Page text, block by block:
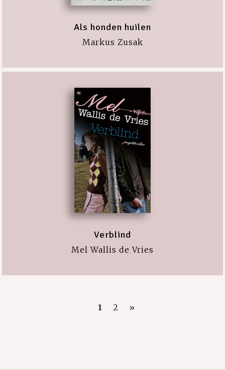
Als honden huilen
Markus Zusak
Verblind
Mel Wallis de Vries
1 2 »